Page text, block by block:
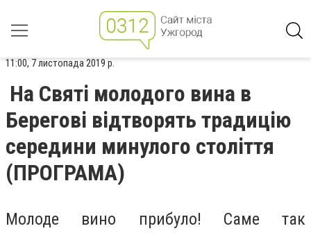
11:00, 7 листопада 2019 р.
На Святі молодого вина в
Берегові відтворять традицію
середини минулого століття
(ПРОГРАМА)
Молоде вино прибуло! Саме так